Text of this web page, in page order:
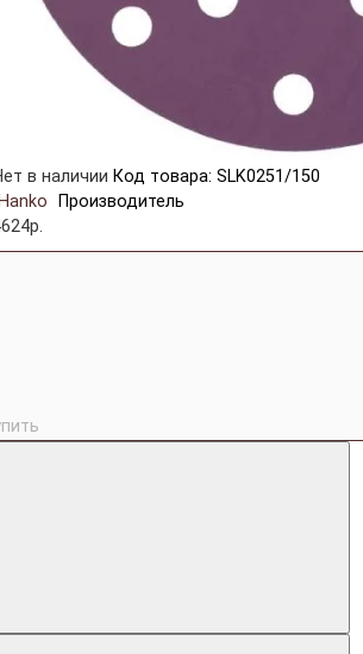
в наличии Код товара: SLK0251/150
Производитель